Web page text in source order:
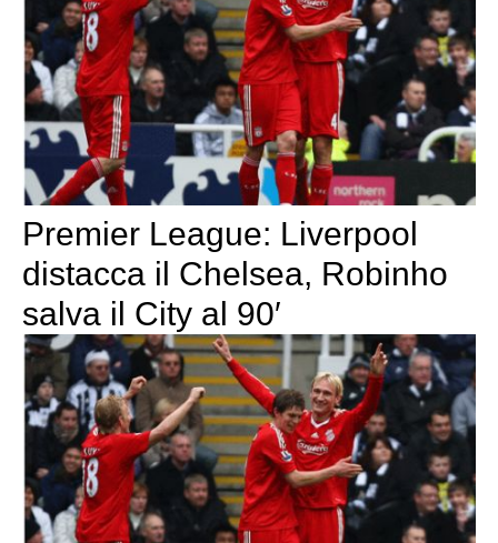
Premier League: Liverpool
distacca il Chelsea, Robinho
salva il City al 90′